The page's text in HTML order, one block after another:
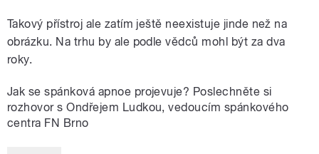
Takový přístroj ale zatím ještě neexistuje jinde než na
obrázku. Na trhu by ale podle vědců mohl být za dva
roky.
Jak se spánková apnoe projevuje? Poslechněte si
rozhovor s Ondřejem Ludkou, vedoucím spánkového
centra FN Brno